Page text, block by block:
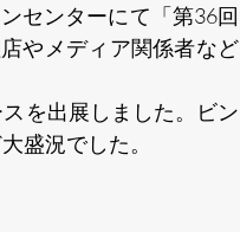
センターにて「第36回
やメディア関係者など
を出展しました。ビン
盛況でした。